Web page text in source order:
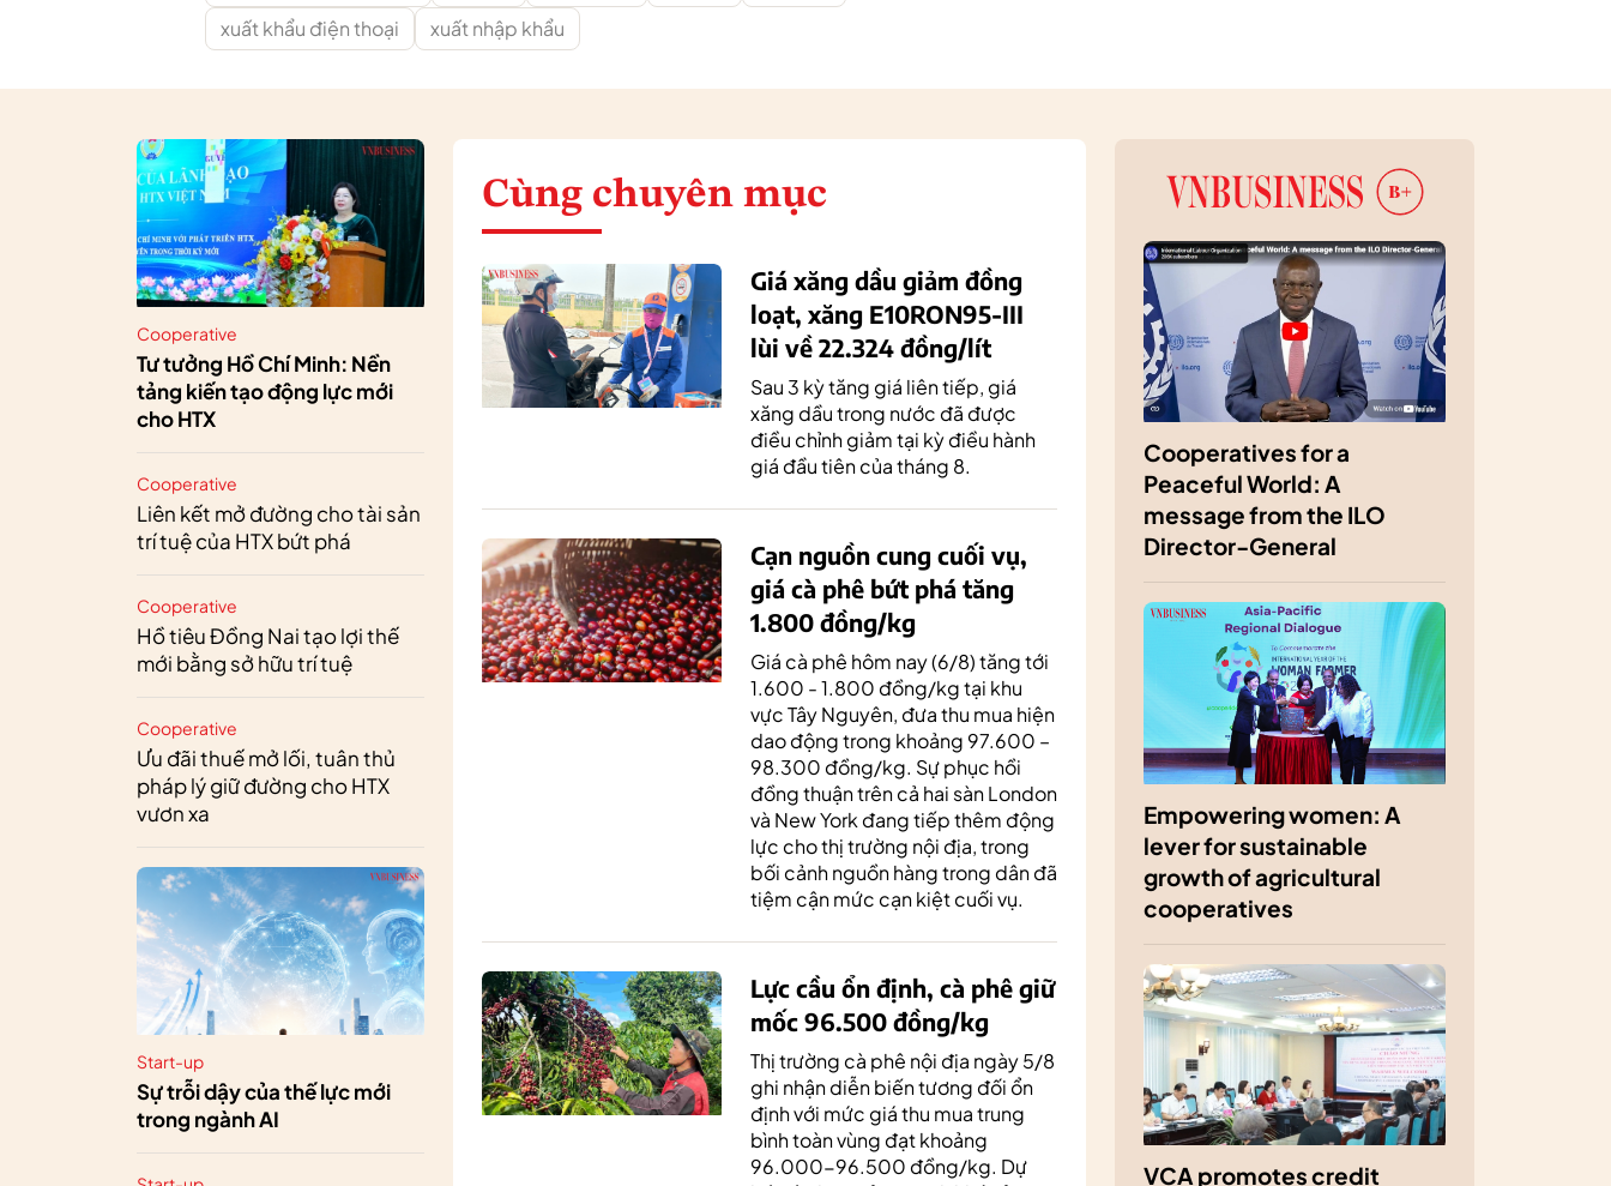
xuất khẩu điện thoại
xuất nhập khẩu
Cooperative
Tư tưởng Hồ Chí Minh: Nền
tảng kiến tạo động lực mới
cho HTX
Cooperative
Liên kết mở đường cho tài sản
trí tuệ của HTX bứt phá
Cooperative
Hồ tiêu Đồng Nai tạo lợi thế
mới bằng sở hữu trí tuệ
Cooperative
Ưu đãi thuế mở lối, tuân thủ
pháp lý giữ đường cho HTX
vươn xa
Start-up
Sự trỗi dậy của thế lực mới
trong ngành AI
Cùng chuyên mục
Giá xăng dầu giảm đồng
loạt, xăng E10RON95-III
lùi về 22.324 đồng/lít
Sau 3 kỳ tăng giá liên tiếp, giá
xăng dầu trong nước đã được
điều chỉnh giảm tại kỳ điều hành
giá đầu tiên của tháng 8.
Cạn nguồn cung cuối vụ,
giá cà phê bứt phá tăng
1.800 đồng/kg
Giá cà phê hôm nay (6/8) tăng tới
1.600 - 1.800 đồng/kg tại khu
vực Tây Nguyên, đưa thu mua hiện
dao động trong khoảng 97.600 –
98.300 đồng/kg. Sự phục hồi
đồng thuận trên cả hai sàn London
và New York đang tiếp thêm động
lực cho thị trường nội địa, trong
bối cảnh nguồn hàng trong dân đã
tiệm cận mức cạn kiệt cuối vụ.
Lực cầu ổn định, cà phê giữ
mốc 96.500 đồng/kg
Thị trường cà phê nội địa ngày 5/8
ghi nhận diễn biến tương đối ổn
định với mức giá thu mua trung
bình toàn vùng đạt khoảng
96.000-96.500 đồng/kg. Dự
Cooperatives for a
Peaceful World: A
message from the ILO
Director-General
Empowering women: A
lever for sustainable
growth of agricultural
cooperatives
VCA promotes credit